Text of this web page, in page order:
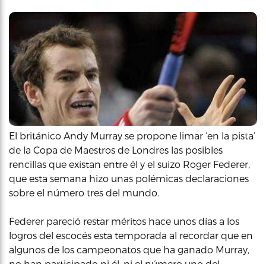
El británico Andy Murray se propone limar ‘en la pista’
de la Copa de Maestros de Londres las posibles
rencillas que existan entre él y el suizo Roger Federer,
que esta semana hizo unas polémicas declaraciones
sobre el número tres del mundo.
Federer pareció restar méritos hace unos días a los
logros del escocés esta temporada al recordar que en
algunos de los campeonatos que ha ganado Murray,